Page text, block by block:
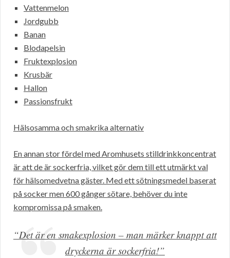
Vattenmelon
Jordgubb
Banan
Blodapelsin
Fruktexplosion
Krusbär
Hallon
Passionsfrukt
Hälsosamma och smakrika alternativ
En annan stor fördel med Aromhusets stilldrinkkoncentrat
är att de är sockerfria, vilket gör dem till ett utmärkt val
för hälsomedvetna gäster. Med ett sötningsmedel baserat
på socker men 600 gånger sötare, behöver du inte
kompromissa på smaken.
“Det är en smakexplosion – man märker knappt att
dryckerna är sockerfria!”